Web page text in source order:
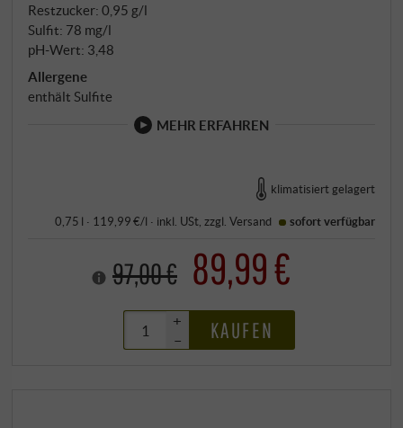
Restzucker: 0,95 g/l
Sulfit: 78 mg/l
pH-Wert: 3,48
Allergene
enthält Sulfite
MEHR ERFAHREN
klimatisiert gelagert
0,75 l · 119,99 €/l · inkl. USt, zzgl.Versand sofort verfügbar
97,00 € 89,99 €
+
–
KAUFEN